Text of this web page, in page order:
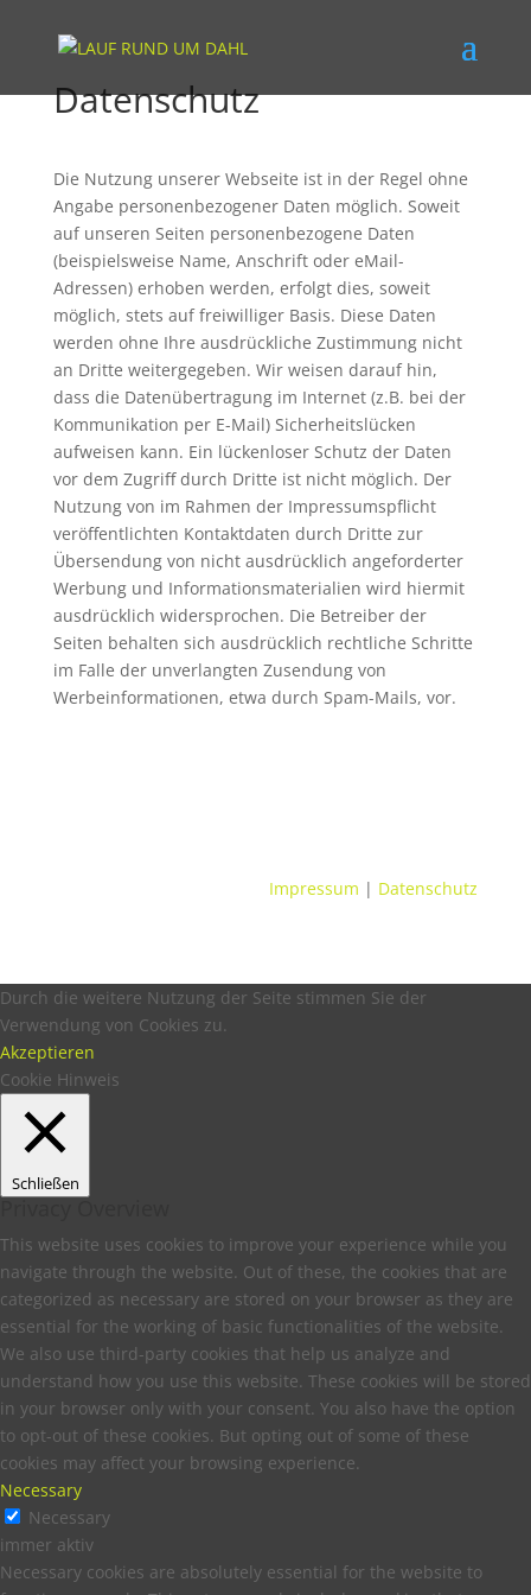
Datenschutz
Die Nutzung unserer Webseite ist in der Regel ohne
Angabe personenbezogener Daten möglich. Soweit
auf unseren Seiten personenbezogene Daten
(beispielsweise Name, Anschrift oder eMail-
Adressen) erhoben werden, erfolgt dies, soweit
möglich, stets auf freiwilliger Basis. Diese Daten
werden ohne Ihre ausdrückliche Zustimmung nicht
an Dritte weitergegeben. Wir weisen darauf hin,
dass die Datenübertragung im Internet (z.B. bei der
Kommunikation per E-Mail) Sicherheitslücken
aufweisen kann. Ein lückenloser Schutz der Daten
vor dem Zugriff durch Dritte ist nicht möglich. Der
Nutzung von im Rahmen der Impressumspflicht
veröffentlichten Kontaktdaten durch Dritte zur
Übersendung von nicht ausdrücklich angeforderter
Werbung und Informationsmaterialien wird hiermit
ausdrücklich widersprochen. Die Betreiber der
Seiten behalten sich ausdrücklich rechtliche Schritte
im Falle der unverlangten Zusendung von
Werbeinformationen, etwa durch Spam-Mails, vor.
Impressum | Datenschutz
Durch die weitere Nutzung der Seite stimmen Sie der
Verwendung von Cookies zu.
Akzeptieren
Cookie Hinweis
Schließen
This website uses cookies to improve your experience while you
navigate through the website. Out of these, the cookies that are
categorized as necessary are stored on your browser as they are
essential for the working of basic functionalities of the website.
We also use third-party cookies that help us analyze and
understand how you use this website. These cookies will be stored
in your browser only with your consent. You also have the option
to opt-out of these cookies. But opting out of some of these
cookies may affect your browsing experience.
Necessary
Necessary
immer aktiv
Necessary cookies are absolutely essential for the website to